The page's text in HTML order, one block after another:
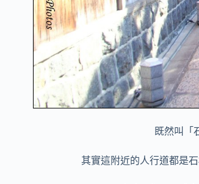
既然叫「
其實這附近的人行道都是